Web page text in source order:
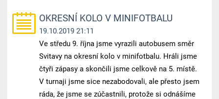
OKRESNÍ KOLO V MINIFOTBALU
19.10.2019 21:11
Ve středu 9. října jsme vyrazili autobusem směr
Svitavy na okresní kolo v minifotbalu. Hráli jsme
čtyři zápasy a skončili jsme celkově na 5. místě.
V turnaji jsme sice nezabodovali, ale přesto jsem
ráda, že jsme se zúčastnili, protože si odnášíme